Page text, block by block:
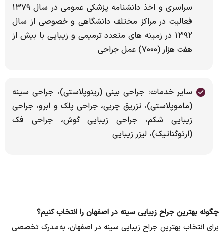
سراسری و اخذ دانشنامه پزشکی عمومی در سال ۱۳۷۹
فعالیت در مراکز مختلف دانشگاهی و خصوصی از سال
۱۳۹۲ در زمینه های متعدد ترمیمی و زیبایی با بیش از
هفت هزار (۷۰۰۰) عمل جراحی
سایر خدمات: جراحی بینی (رینوپلاستی)، جراحی سینه
(ماموپلاستی)، تزریق چربی، جراحی پلک و ابرو، جراحی
زیبایی شکم، جراحی زیبایی گوش، جراحی فک
(ارتوگناتیک)، لیزر زیبایی
چگونه بهترین جراح زیبایی سینه در اصفهان را انتخاب کنیم؟
برای انتخاب بهترین جراح زیبایی سینه در اصفهان، به مدرک تخصصی